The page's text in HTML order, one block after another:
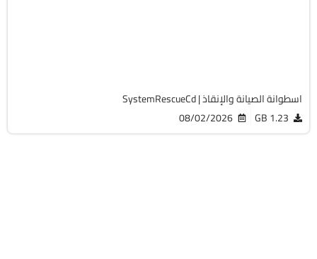
اسطوانة الصيانة والإنقاذ | SystemRescueCd
1.23 GB
08/02/2026